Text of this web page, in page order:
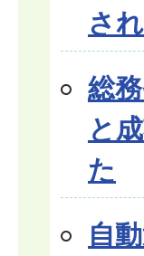
さ
総
と
た
自